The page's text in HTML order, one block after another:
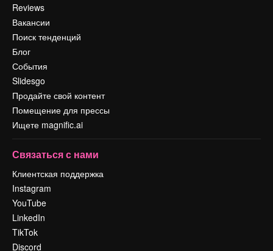
Reviews
Вакансии
Поиск тенденций
Блог
События
Slidesgo
Продайте свой контент
Помещение для прессы
Ищете magnific.ai
Связаться с нами
Клиентская поддержка
Instagram
YouTube
LinkedIn
TikTok
Discord